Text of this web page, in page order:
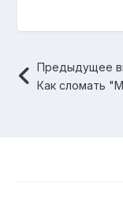
Предыдущее